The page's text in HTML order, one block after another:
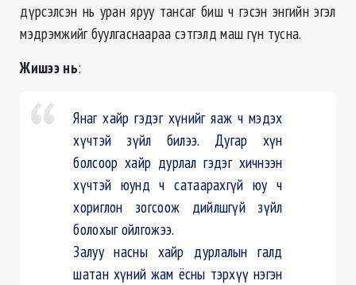
дүрсэлсэн нь уран яруу тансаг биш ч гэсэн энгийн эгэл
мэдрэмжийг буулгаснаараа сэтгэлд маш гүн тусна.
Жишээ нь:
Янаг хайр гэдэг хүнийг яаж ч мэдэх
хүчтэй зүйл билээ. Дугар хүн
болсоор хайр дурлал гэдэг хичнээн
хүчтэй юунд ч сатаарахгүй юу ч
хориглон зогсоож дийлшгүй зүйл
болохыг ойлгожээ.
Залуу насны хайр дурлалын галд
шатан хүний жам ёсны тэрхүү нэгэн